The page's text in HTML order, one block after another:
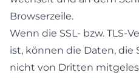
Browserzeile.
Wenn die SSL- bzw. TLS-
ist, können die Daten, die
nicht von Dritten